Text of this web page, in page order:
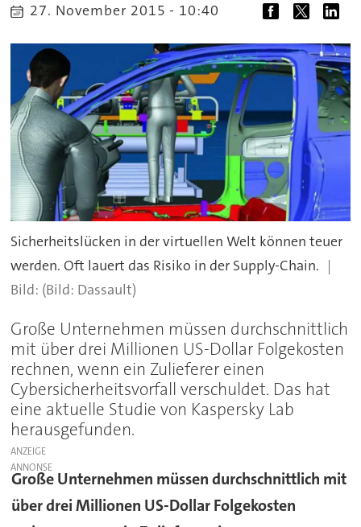
27. November 2015 - 10:40
Sicherheitslücken in der virtuellen Welt können teuer
werden. Oft lauert das Risiko in der Supply-Chain.
(Bild: Dassault)
Große Unternehmen müssen durchschnittlich
mit über drei Millionen US-Dollar Folgekosten
rechnen, wenn ein Zulieferer einen
Cybersicherheitsvorfall verschuldet. Das hat
eine aktuelle Studie von Kaspersky Lab
herausgefunden.
ANZEIGE
Große Unternehmen müssen durchschnittlich mit
über drei Millionen US-Dollar Folgekosten